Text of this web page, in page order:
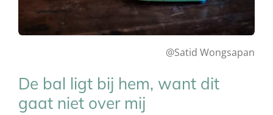
@Satid Wongsapan
De bal ligt bij hem, want dit
gaat niet over mij